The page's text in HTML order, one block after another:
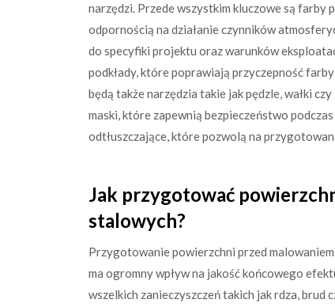
narzędzi. Przede wszystkim kluczowe są
odpornością na działanie czynników
do specyfiki projektu oraz warunków
podkłady, które poprawiają przyczepność
będą także narzędzia takie jak pędzle, wałki
maski, które zapewnią bezpieczeństwo
odtłuszczające, które pozwolą na
Jak przygotować
stalowych?
Przygotowanie powierzchni przed
ma ogromny wpływ na jakość końcowego
wszelkich zanieczyszczeń takich jak rdza,